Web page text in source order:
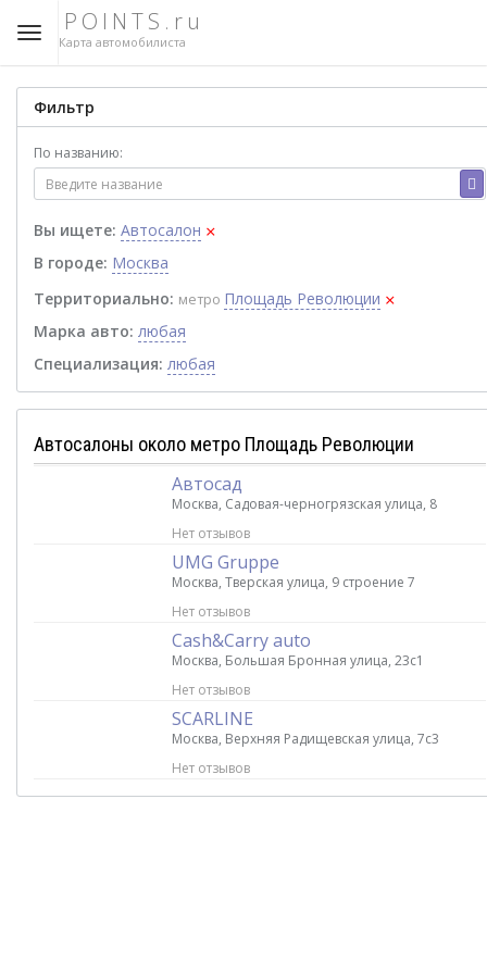
POINTS.ru
Карта автомобилиста
Фильтр
По названию:
Вы ищете: Автосалон ×
В городе: Москва
Территориально: метро Площадь Революции ×
Марка авто: любая
Специализация: любая
Автосалоны около метро Площадь Революции
Автосад
Москва, Садовая-черногрязская улица, 8
Нет отзывов
UMG Gruppe
Москва, Тверская улица, 9 строение 7
Нет отзывов
Cash&Carry auto
Москва, Большая Бронная улица, 23с1
Нет отзывов
SCARLINE
Москва, Верхняя Радищевская улица, 7с3
Нет отзывов